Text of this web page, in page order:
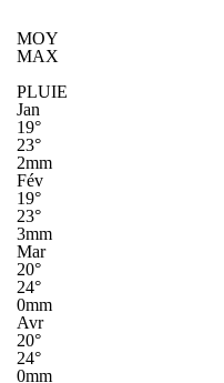
MOY
MAX
PLUIE
Jan
19°
23°
2mm
Fév
19°
23°
3mm
Mar
20°
24°
0mm
Avr
20°
24°
0mm